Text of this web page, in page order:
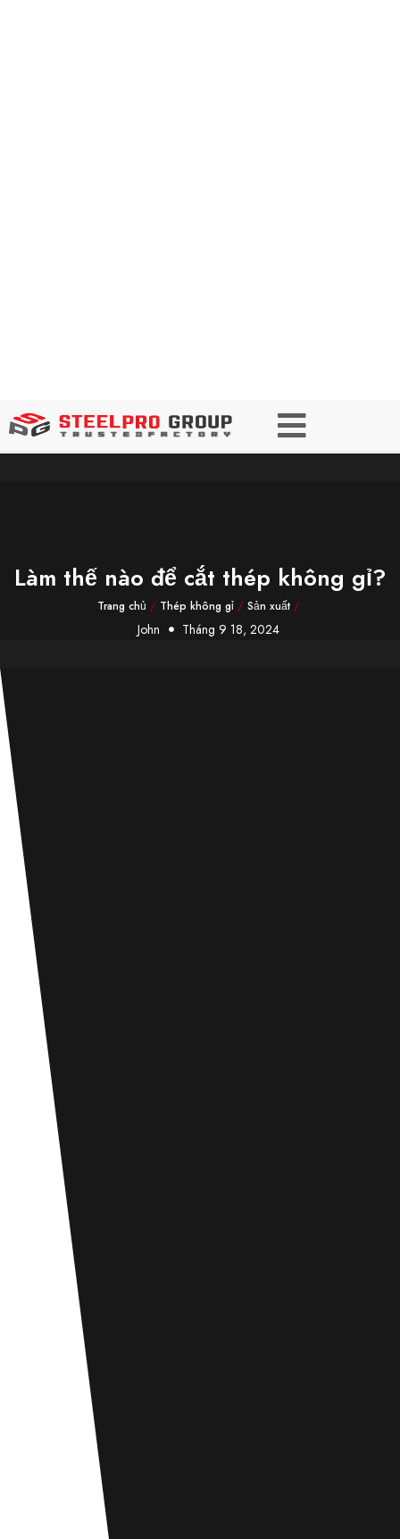
Làm thế nào để cắt thép không gỉ?
Trang chủ / Thép không gỉ/ Sản xuất/
John Tháng 9 18, 2024